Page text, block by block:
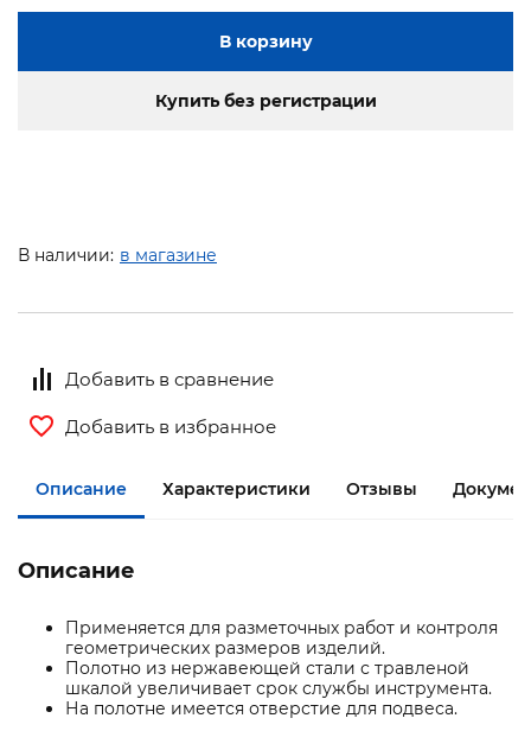
В корзину
Купить без регистрации
В наличии: в магазине
Добавить в сравнение
Добавить в избранное
Описание Характеристики Отзывы
Описание
Применяется для разметочных работ и контроля
геометрических размеров изделий.
Полотно из нержавеющей стали с травленой
шкалой увеличивает срок службы инструмента.
На полотне имеется отверстие для подвеса.